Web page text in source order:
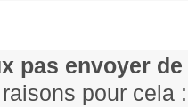
pas envoyer
pour cela